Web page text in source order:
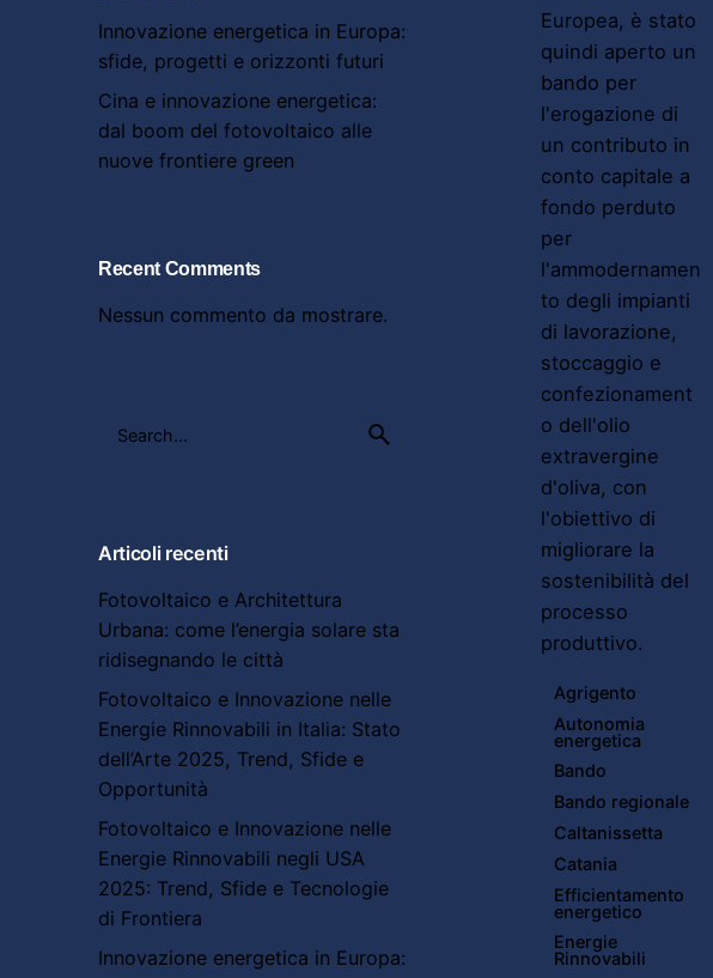
Innovazione energetica in Europa:
sfide, progetti e orizzonti futuri
Cina e innovazione energetica:
dal boom del fotovoltaico alle
nuove frontiere green
Recent Comments
Nessun commento da mostrare.
for
Articoli recenti
Fotovoltaico e Architettura
Urbana: come l’energia solare sta
ridisegnando le città
Fotovoltaico e Innovazione nelle
Energie Rinnovabili in Italia: Stato
dell’Arte 2025, Trend, Sfide e
Opportunità
Fotovoltaico e Innovazione nelle
Energie Rinnovabili negli USA
2025: Trend, Sfide e Tecnologie
di Frontiera
Innovazione energetica in Europa:
Europea, è stato
quindi aperto un
bando per
l'erogazione di
un contributo in
conto capitale a
fondo perduto
per
l'ammodernamen
to degli impianti
di lavorazione,
stoccaggio e
confezionament
o dell'olio
extravergine
d'oliva, con
l'obiettivo di
migliorare la
sostenibilità del
processo
produttivo.
Agrigento
Autonomia
energetica
Bando
Bando regionale
Caltanissetta
Catania
Efficientamento
energetico
Energie
Rinnovabili